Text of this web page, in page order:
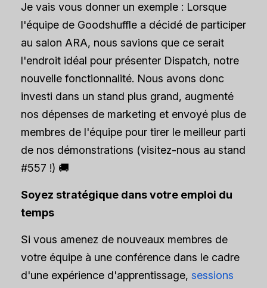
Je vais vous donner un exemple : Lorsque
l'équipe de Goodshuffle a décidé de participer
au salon ARA, nous savions que ce serait
l'endroit idéal pour présenter Dispatch, notre
nouvelle fonctionnalité. Nous avons donc
investi dans un stand plus grand, augmenté
nos dépenses de marketing et envoyé plus de
membres de l'équipe pour tirer le meilleur parti
de nos démonstrations (visitez-nous au stand
#557 !) 🚚
Soyez stratégique dans votre emploi du
temps
Si vous amenez de nouveaux membres de
votre équipe à une conférence dans le cadre
d'une expérience d'apprentissage, sessions